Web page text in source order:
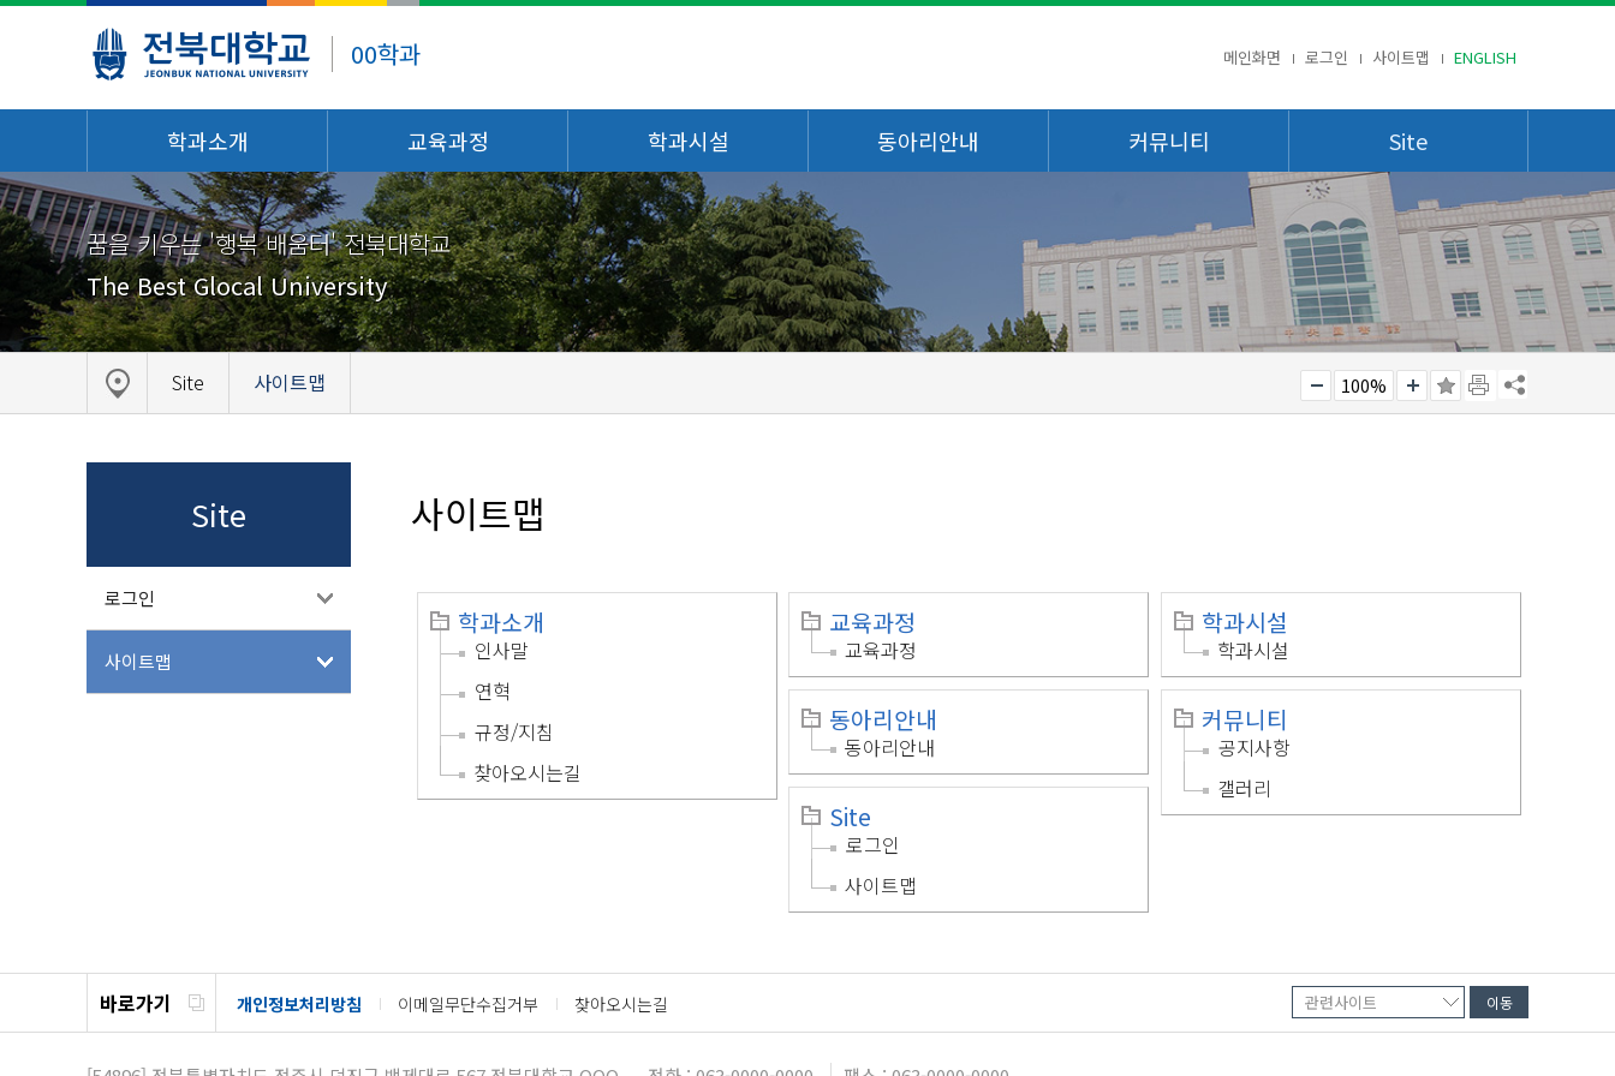
00학과 메인화면 로그인 사이트맵 ENGLISH
학과소개 교육과정 학과시설 동아리안내 커뮤니티 Site
꿈을 키우는 '행복 배움터' 전북대학교
The Best Glocal University
Site 사이트맵 100%
Site
로그인
사이트맵
사이트맵
학과소개
인사말
연혁
규정/지침
찾아오시는길
교육과정
교육과정
학과시설
학과시설
동아리안내
동아리안내
커뮤니티
공지사항
갤러리
Site
로그인
사이트맵
바로가기 개인정보처리방침 이메일무단수집거부 찾아오시는길